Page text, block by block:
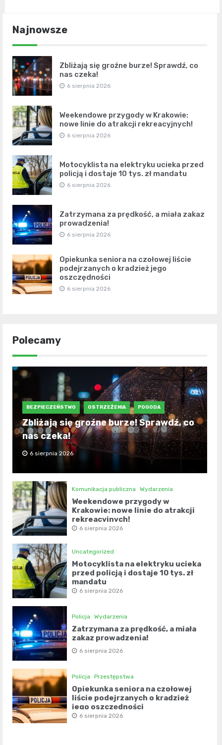
Najnowsze
Zbliżają się groźne burze! Sprawdź, co
nas czeka!
6 sierpnia 2026
Weekendowe przygody w Krakowie:
nowe linie do atrakcji rekreacyjnych!
6 sierpnia 2026
Motocyklista na elektryku ucieka przed
policją i dostaje 10 tys. zł mandatu
6 sierpnia 2026
Zatrzymana za prędkość, a miała zakaz
prowadzenia!
6 sierpnia 2026
Opiekunka seniora na czołowej liście
podejrzanych o kradzież jego
oszczędności
6 sierpnia 2026
Polecamy
BEZPIECZEŃSTWO OSTRZEŻENIA POGODA
Zbliżają się groźne burze! Sprawdź, co
nas czeka!
6 sierpnia 2026
Komunikacja publiczna Wydarzenia
Weekendowe przygody w
Krakowie: nowe linie do atrakcji
rekreacyjnych!
6 sierpnia 2026
Uncategorized
Motocyklista na elektryku ucieka
przed policją i dostaje 10 tys. zł
mandatu
6 sierpnia 2026
Policja Wydarzenia
Zatrzymana za prędkość, a miała
zakaz prowadzenia!
6 sierpnia 2026
Policja Przestępstwa
Opiekunka seniora na czołowej
liście podejrzanych o kradzież
jego oszczędności
6 sierpnia 2026